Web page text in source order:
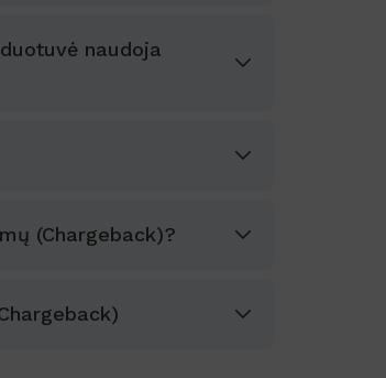
naudoja
(Chargeback)?